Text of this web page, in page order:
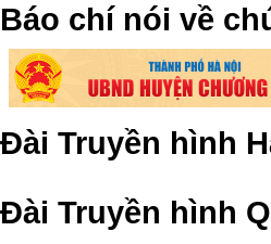
​Báo chí nói về
Đài Truyền hình
Đài Truyền hình